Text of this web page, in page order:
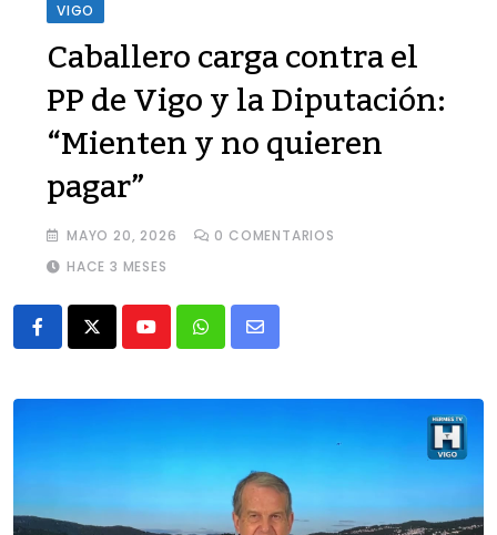
VIGO
Caballero carga contra el
PP de Vigo y la Diputación:
“Mienten y no quieren
pagar”
MAYO 20, 2026 0 COMENTARIOS
HACE 3 MESES
YoutubeWhatsapp
Share
Email